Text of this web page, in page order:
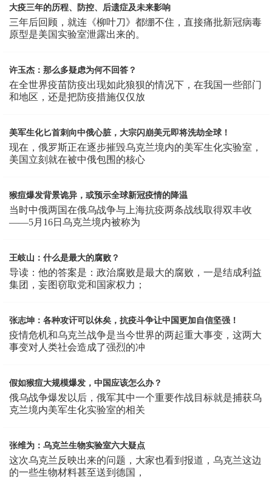
大疫三年的历程、防控、后遗症及未来影响
三年后回顾，就连《柳叶刀》都绷不住，直接痛批新冠病毒
原型是美国实验室泄露出来的。
许玉杰：那么多疑虑为何不回答？
在全世界疫苗防疫出现如此狼狈的情况下，在我国一些部门
和地区，还是把防疫措施仅仅放
美军生化匕首刺向中俄心脏，大宗闪崩美元即将洗劫全球！
现在，俄罗斯正在逐步摧毁乌克兰境内的美军生化实验室，
美国立刻就在被中俄包围的核心
猴痘爆发背景诡异，或预示全球新冠疫情的降温
当时中俄两国在俄乌战争与上海抗疫两条战线取得双丰收
——5月16日乌克兰境内被称为
王岐山：什么是最大的腐败？
导读：他的答案是：政治腐败是最大的腐败，一是结成利益
集团，妄图窃取党和国家权力；
张志坤：各种攻讦可以休矣，抗疫斗争让中国更加自信坚强！
疫情危机和乌克兰战争是当今世界的两起重大事变，这两大
事变对人类社会造成了强烈的冲
假如猴痘大规模爆发，中国应该怎么办？
俄乌战争爆发以后，俄军其中一个重要作战目标就是捕获乌
克兰境内美军生化实验室的相关
张维为：乌克兰生物实验室六大疑点
这次乌克兰反映出来的问题，大家也看到报道，乌克兰这边
的一些生物材料甚至送到德国，